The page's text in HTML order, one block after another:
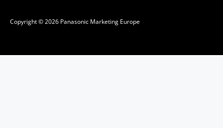
Copyright © 2026 Panasonic Marketing Europe